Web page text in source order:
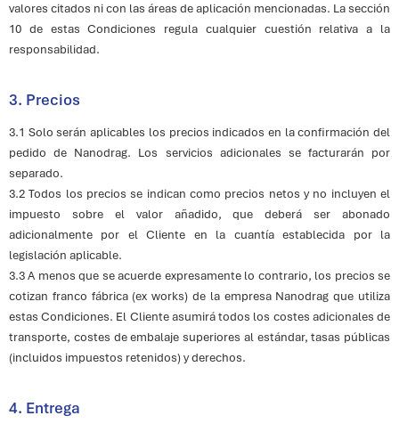
valores citados ni con las áreas de aplicación mencionadas. La sección
10 de estas Condiciones regula cualquier cuestión relativa a la
responsabilidad.
3. Precios
3.1 Solo serán aplicables los precios indicados en la confirmación del
pedido de Nanodrag. Los servicios adicionales se facturarán por
separado.
3.2 Todos los precios se indican como precios netos y no incluyen el
impuesto sobre el valor añadido, que deberá ser abonado
adicionalmente por el Cliente en la cuantía establecida por la
legislación aplicable.
3.3 A menos que se acuerde expresamente lo contrario, los precios se
cotizan franco fábrica (ex works) de la empresa Nanodrag que utiliza
estas Condiciones. El Cliente asumirá todos los costes adicionales de
transporte, costes de embalaje superiores al estándar, tasas públicas
(incluidos impuestos retenidos) y derechos.
4. Entrega